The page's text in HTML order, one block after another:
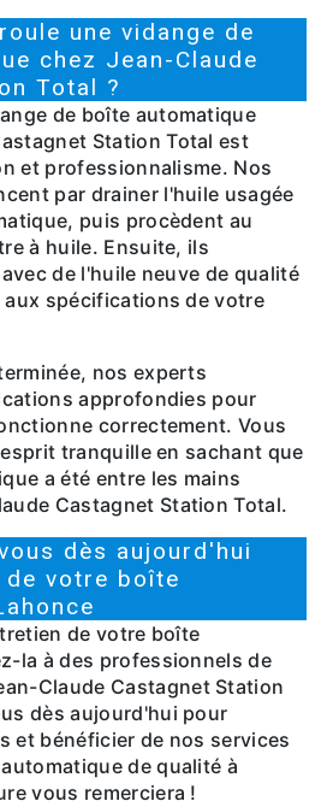
une vidange de
chez Jean-Claude
Total ?
de boîte automatique
Station Total est
et professionnalisme. Nos
par drainer l'huile usagée
puis procèdent au
à huile. Ensuite, ils
de l'huile neuve de qualité
aux spécifications de votre
nos experts
approfondies pour
correctement. Vous
tranquille en sachant que
a été entre les mains
Castagnet Station Total.
dès aujourd'hui
de votre boîte
de votre boîte
la à des professionnels de
Claude Castagnet Station
dès aujourd'hui pour
et bénéficier de nos services
de qualité à
vous remerciera !